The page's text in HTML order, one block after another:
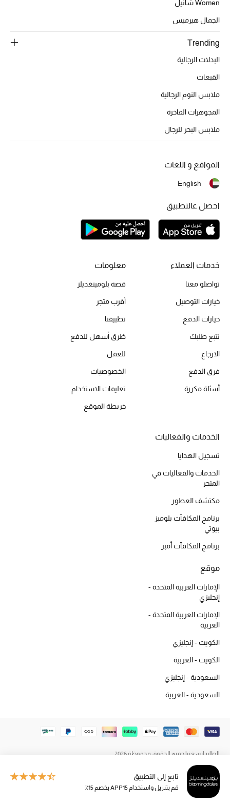
حقائب رجالية
حقائب الأطفال
أبرز الحقائب
الموسم الجديد
تشكيلة الأحذية
الأحذية الرجالية
أحذية للأطفال
أحذية مختارة
خصومات
جميع مستحضرات الجمال
الجديد في عالم الجمال
العطور
العناية بالبشرة
مستحضرات العناية
العناية بالشعر
هدايا
مجموعة الجمال
الجمال في بلوميزتابع إلى التطبيق
قم بتنزيل واستخدام APP15 بخصم 15٪
Women شانيل
الجمال هيرميس
Trending
البدلات الرجالية
القبعات
ملابس النوم الرجالية
المجوهرات الفاخرة
ملابس البحر للرجال
خدمات العملاء
تواصلو معنا
خيارات التوصيل
خيارات الدفع
تتبع طلبك
الارجاع
فرق الدفع
أسئلة مكررة
معلومات
قصة بلومينغديلز
أقرب متجر
تطبيقنا
طُرق أسهل للدفع
للعمل
الخصوصيات
تعليمات الاستخدام
خريطة الموقع
الخدمات والفعاليات
تسجيل الهدايا
الخدمات والفعاليات في
المتجر
مكتشف العطور
برنامج المكافآت بلوميز
بيوتي
برنامج المكافآت أمبر
موقع
الإمارات العربية المتحدة -
إنجليزي
الإمارات العربية المتحدة -
العربية
الكويت - إنجليزي
الكويت - العربية
السعودية - إنجليزي
السعودية - العربية
المواقع و اللغات
English
احصل عالتطبيق
الطاير إنسغنيا جميع الحقوق محفوظة 2026